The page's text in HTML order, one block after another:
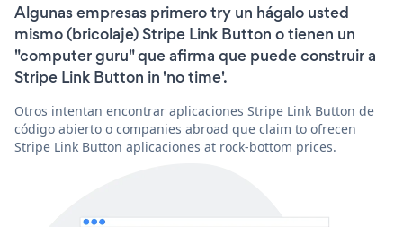
Algunas empresas primero try un hágalo usted
mismo (bricolaje) Stripe Link Button o tienen un
"computer guru" que afirma que puede construir a
Stripe Link Button in 'no time'.
Otros intentan encontrar aplicaciones Stripe Link Button de
código abierto o companies abroad que claim to ofrecen
Stripe Link Button aplicaciones at rock-bottom prices.